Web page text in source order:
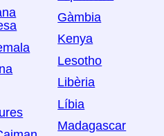
Gàmbia
Kenya
Lesotho
Libèria
Líbia
Madagascar